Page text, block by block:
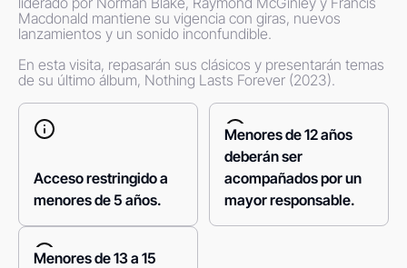
Macdonald mantiene su vigencia con giras, nuevos
lanzamientos y un sonido inconfundible.
En esta visita, repasarán sus clásicos y presentarán temas
de su último álbum, Nothing Lasts Forever (2023).
Acceso restringido a
menores de 5 años.
Menores de 12 años
deberán ser
acompañados por un
mayor responsable.
Menores de 13 a 15